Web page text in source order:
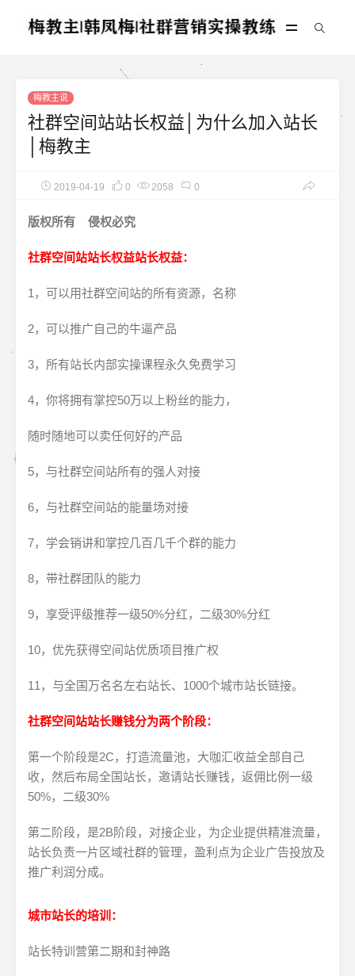
梅教主说
社群空间站站长权益│为什么加入站长
│梅教主
2019-04-19 0 2058 0
版权所有 侵权必究
社群空间站站长权益站长权益：
1，可以用社群空间站的所有资源，名称
2，可以推广自己的牛逼产品
3，所有站长内部实操课程永久免费学习
4，你将拥有掌控50万以上粉丝的能力，
随时随地可以卖任何好的产品
5，与社群空间站所有的强人对接
6，与社群空间站的能量场对接
7，学会销讲和掌控几百几千个群的能力
8，带社群团队的能力
9，享受评级推荐一级50%分红，二级30%分红
10，优先获得空间站优质项目推广权
11，与全国万名名左右站长、1000个城市站长链接。
社群空间站站长赚钱分为两个阶段：
第一个阶段是2C，打造流量池，大咖汇收益全部自己
收，然后布局全国站长，邀请站长赚钱，返佣比例一级
50%，二级30%
第二阶段，是2B阶段，对接企业，为企业提供精准流量，
站长负责一片区域社群的管理，盈利点为企业广告投放及
推广利润分成。
城市站长的培训：
站长特训营第二期和封神路